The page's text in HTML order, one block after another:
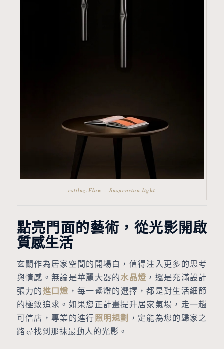
estiluz-Flow – Suspension light
點亮門面的藝術，從光影開啟
質感生活
玄關作為居家空間的開場白，值得注入更多的思考
與情感。無論是華麗大器的水晶燈 ，還是充滿設計
張力的進口燈 ，每一盞燈的選擇，都是對生活細節
的極致追求。如果您正計畫提升居家氣場，走一趟
可信店，專業的進行照明規劃 ，定能為您的歸家之
路尋找到那抹最動人的光影。